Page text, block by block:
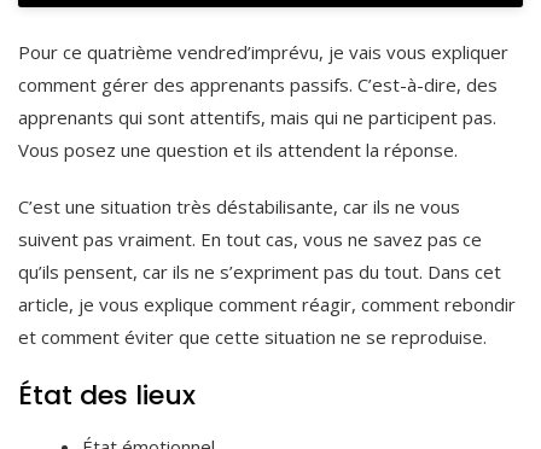
Pour ce quatrième vendred’imprévu, je vais vous expliquer
comment gérer des apprenants passifs. C’est-à-dire, des
apprenants qui sont attentifs, mais qui ne participent pas.
Vous posez une question et ils attendent la réponse.
C’est une situation très déstabilisante, car ils ne vous
suivent pas vraiment. En tout cas, vous ne savez pas ce
qu’ils pensent, car ils ne s’expriment pas du tout. Dans cet
article, je vous explique comment réagir, comment rebondir
et comment éviter que cette situation ne se reproduise.
État des lieux